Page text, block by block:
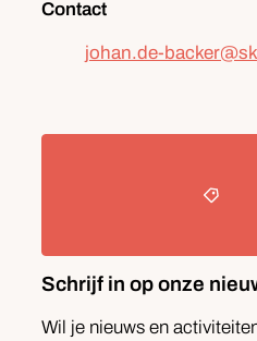
Contact
E-mailjohan.de-backer@
Categorieën
Schrijf in op onze
Wil je nieuws en